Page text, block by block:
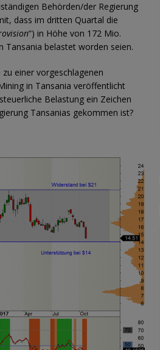
Behörden/der Regierung
dass im dritten Quartal die
“) in Höhe von 172 Mio.
Tansania belastet worden seien.
einer vorgeschlagenen
in Tansania veröffentlicht
Belastung ein Zeichen
Tansanias gekommen ist?